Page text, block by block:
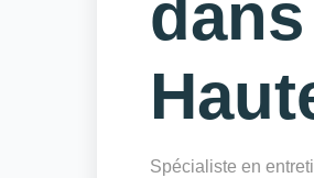
Spécialiste en